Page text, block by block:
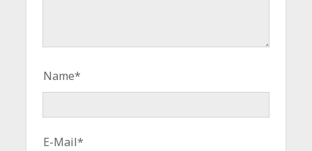
Name*
E-Mail*